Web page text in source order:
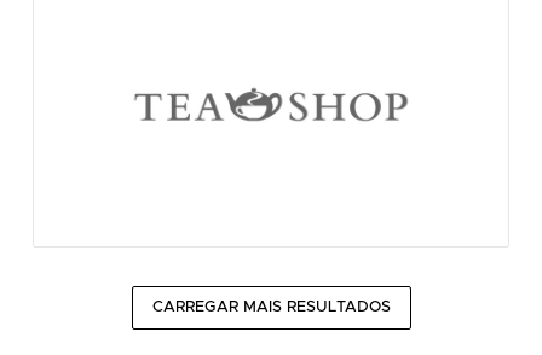
CARREGAR MAIS RESULTADOS